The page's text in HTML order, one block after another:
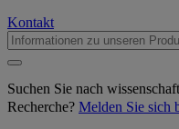
Kontakt
Suchen Sie nach
Recherche? Melden Sie sich